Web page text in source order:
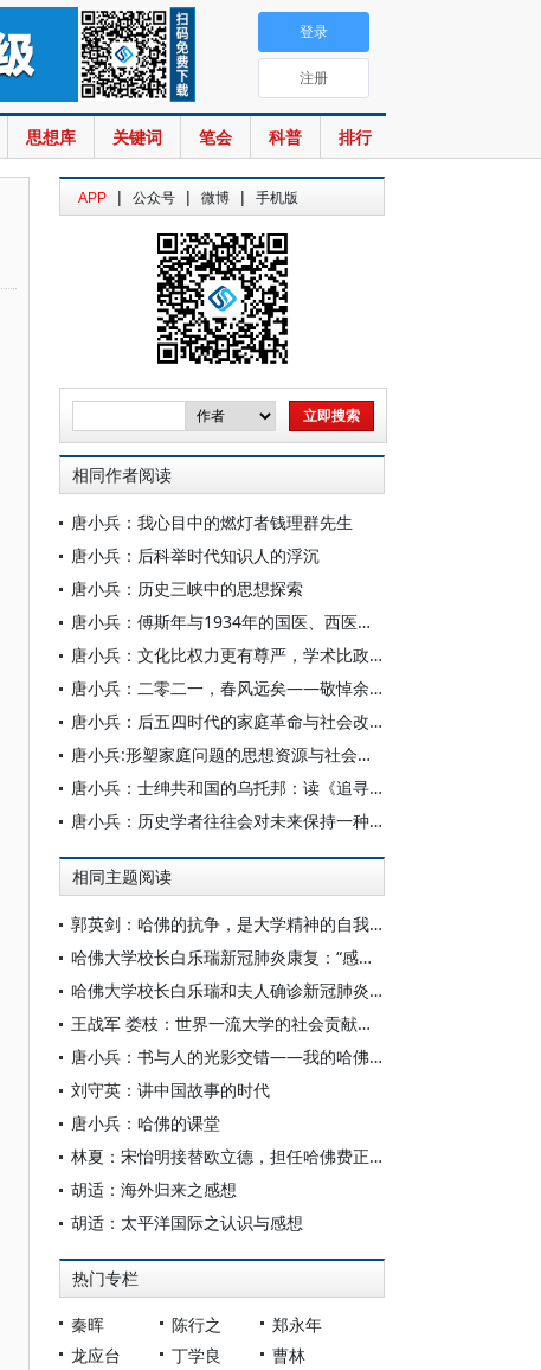
思想库 关键词 笔会 科普 排行
登录
注册
APP | 公众号 | 微博 | 手机版
相同作者阅读
唐小兵：我心目中的燃灯者钱理群先生
唐小兵：后科举时代知识人的浮沉
唐小兵：历史三峡中的思想探索
唐小兵：傅斯年与1934年的国医、西医之争
唐小兵：文化比权力更有尊严，学术比政治更有生命——哈佛燕京访学琐忆
唐小兵：二零二一，春风远矣——敬悼余英时先生
唐小兵：后五四时代的家庭革命与社会改造思潮
唐小兵:形塑家庭问题的思想资源与社会想象——以民国时期出版的“社会问题”系列图书为中心的考察
唐小兵：士绅共和国的乌托邦：读《追寻新共和》
唐小兵：历史学者往往会对未来保持一种谨慎的乐观
相同主题阅读
郭英剑：哈佛的抗争，是大学精神的自我捍卫
哈佛大学校长白乐瑞新冠肺炎康复：“感觉一夜间变成120岁的老人”
哈佛大学校长白乐瑞和夫人确诊新冠肺炎后的公开信
王战军 娄枝：世界一流大学的社会贡献、经验及启示——以哈佛大学为例
唐小兵：书与人的光影交错——我的哈佛缘
刘守英：讲中国故事的时代
唐小兵：哈佛的课堂
林夏：宋怡明接替欧立德，担任哈佛费正清中国研究中心主任
胡适：海外归来之感想
胡适：太平洋国际之认识与感想
热门专栏
秦晖 陈行之
郑永年
龙应台
丁学良
曹林